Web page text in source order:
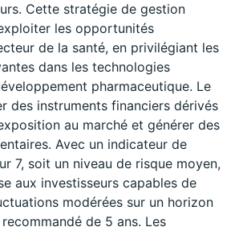
Cette stratégie de gestion
les opportunités
de la santé, en privilégiant les
dans les technologies
pharmaceutique. Le
des instruments financiers dérivés
au marché et générer des
Avec un indicateur de
7, soit un niveau de risque moyen,
aux investisseurs capables de
modérées sur un horizon
de 5 ans. Les